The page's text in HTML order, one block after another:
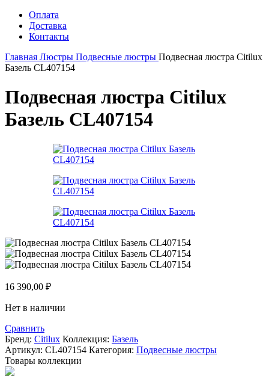
Оплата
Доставка
Контакты
Главная Люстры Подвесные люстры Подвесная люстра Citilux
Базель CL407154
Подвесная люстра Citilux
Базель CL407154
16 390,00 ₽
Нет в наличии
Сравнить
Бренд: Citilux Коллекция: Базель
Артикул: CL407154 Категория: Подвесные люстры
Товары коллекции